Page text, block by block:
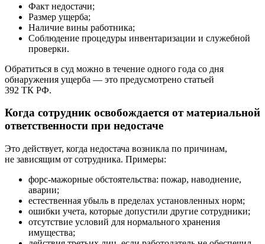
Факт недостачи;
Размер ущерба;
Наличие вины работника;
Соблюдение процедуры инвентаризации и служебной
проверки.
Обратиться в суд можно в течение одного года со дня
обнаружения ущерба — это предусмотрено статьей
392 ТК РФ.
Когда сотрудник освобождается от материальной
ответственности при недостаче
Это действует, когда недостача возникла по причинам,
не зависящим от сотрудника. Примеры:
форс-мажорные обстоятельства: пожар, наводнение,
аварии;
естественная убыль в пределах установленных норм;
ошибки учета, которые допустили другие сотрудники;
отсутствие условий для нормального хранения
имущества;